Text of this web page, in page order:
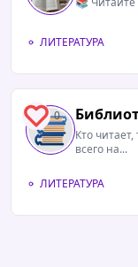
ЛИТЕРАТУРА
0
Кто
всего на...
ЛИТЕРАТУРА